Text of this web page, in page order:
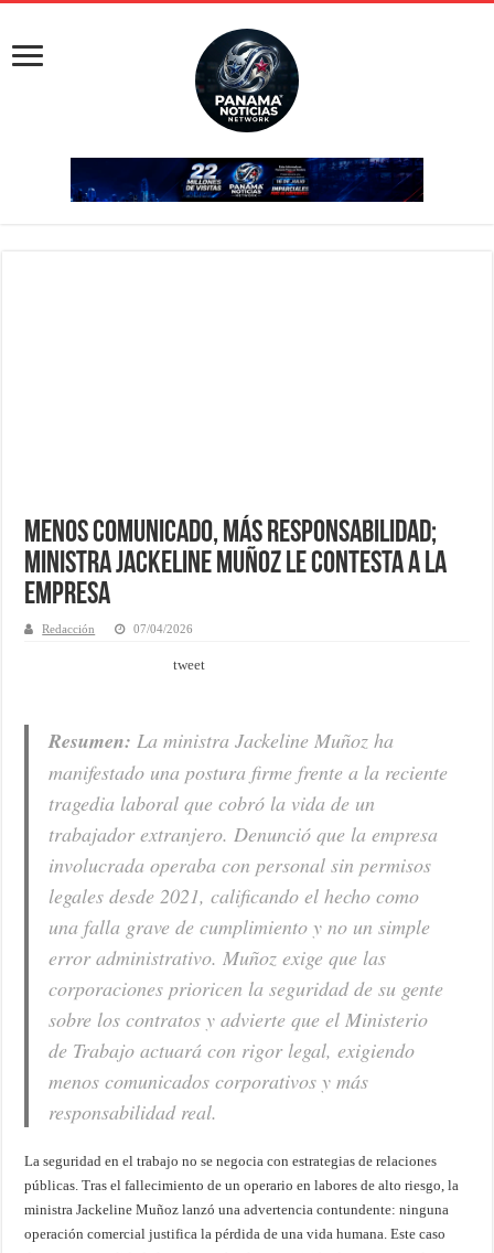
Menos comunicado, más responsabilidad;
ministra Jackeline Muñoz le contesta a la
empresa
Redacción 07/04/2026
tweet
Resumen: La ministra Jackeline Muñoz ha
manifestado una postura firme frente a la reciente
tragedia laboral que cobró la vida de un
trabajador extranjero. Denunció que la empresa
involucrada operaba con personal sin permisos
legales desde 2021, calificando el hecho como
una falla grave de cumplimiento y no un simple
error administrativo. Muñoz exige que las
corporaciones prioricen la seguridad de su gente
sobre los contratos y advierte que el Ministerio
de Trabajo actuará con rigor legal, exigiendo
menos comunicados corporativos y más
responsabilidad real.
La seguridad en el trabajo no se negocia con estrategias de relaciones
públicas. Tras el fallecimiento de un operario en labores de alto riesgo, la
ministra Jackeline Muñoz lanzó una advertencia contundente: ninguna
operación comercial justifica la pérdida de una vida humana. Este caso